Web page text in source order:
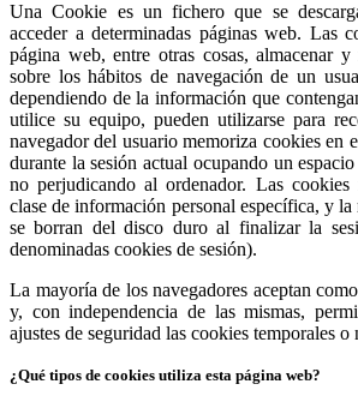
Una Cookie es un fichero que se
acceder a determinadas páginas web. Las
página web, entre otras cosas, almacenar
sobre los hábitos de navegación de un
dependiendo de la información que
utilice su equipo, pueden utilizarse para
navegador del usuario memoriza cookies en
durante la sesión actual ocupando un
no perjudicando al ordenador. Las cookies
clase de información personal específica, y la
se borran del disco duro al finalizar la
denominadas cookies de sesión).
La mayoría de los navegadores aceptan
y, con independencia de las mismas,
ajustes de seguridad las cookies temporales o
¿Qué tipos de cookies utiliza esta página web?